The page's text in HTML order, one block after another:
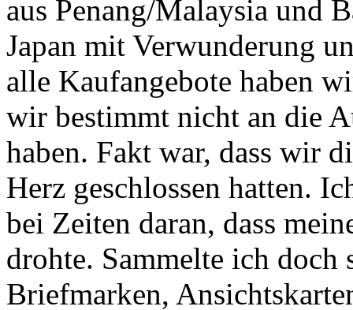
aus Penang/Malaysia und
Japan mit Verwunderung
alle Kaufangebote haben
wir bestimmt nicht an die
haben. Fakt war, dass wir
Herz geschlossen hatten.
bei Zeiten daran, dass
drohte. Sammelte ich
Briefmarken,